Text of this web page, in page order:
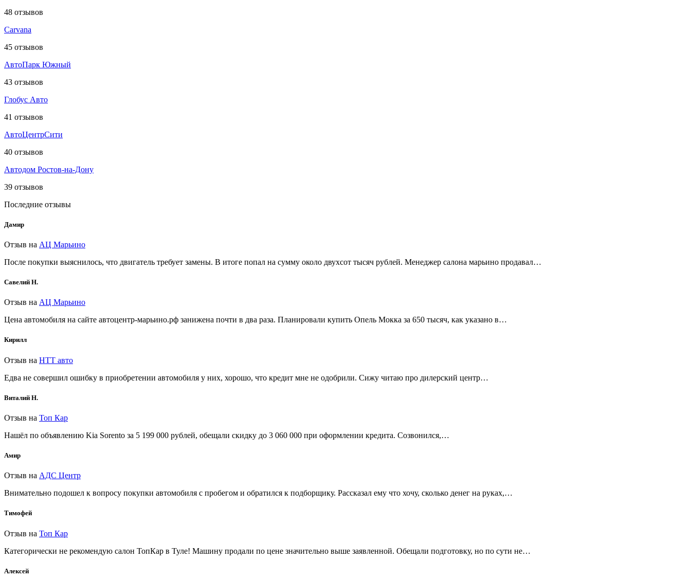
48 отзывов
Carvana
45 отзывов
АвтоПарк Южный
43 отзывов
Глобус Авто
41 отзывов
АвтоЦентрСити
40 отзывов
Автодом Ростов-на-Дону
39 отзывов
Последние отзывы
Дамир
Отзыв на АЦ Марьино
После покупки выяснилось, что двигатель требует замены. В итоге попал на сумму около двухсот тысяч рублей. Менеджер салона марьино продавал…
Савелий Н.
Отзыв на АЦ Марьино
Цена автомобиля на сайте автоцентр-марьино.рф занижена почти в два раза. Планировали купить Опель Мокка за 650 тысяч, как указано в…
Кирилл
Отзыв на НТТ авто
Едва не совершил ошибку в приобретении автомобиля у них, хорошо, что кредит мне не одобрили. Сижу читаю про дилерский центр…
Виталий Н.
Отзыв на Топ Кар
Нашёл по объявлению Kia Sorento за 5 199 000 рублей, обещали скидку до 3 060 000 при оформлении кредита. Созвонился,…
Амир
Отзыв на АДС Центр
Внимательно подошел к вопросу покупки автомобиля с пробегом и обратился к подборщику. Рассказал ему что хочу, сколько денег на руках,…
Тимофей
Отзыв на Топ Кар
Категорически не рекомендую салон ТопКар в Туле! Машину продали по цене значительно выше заявленной. Обещали подготовку, но по сути не…
Алексей